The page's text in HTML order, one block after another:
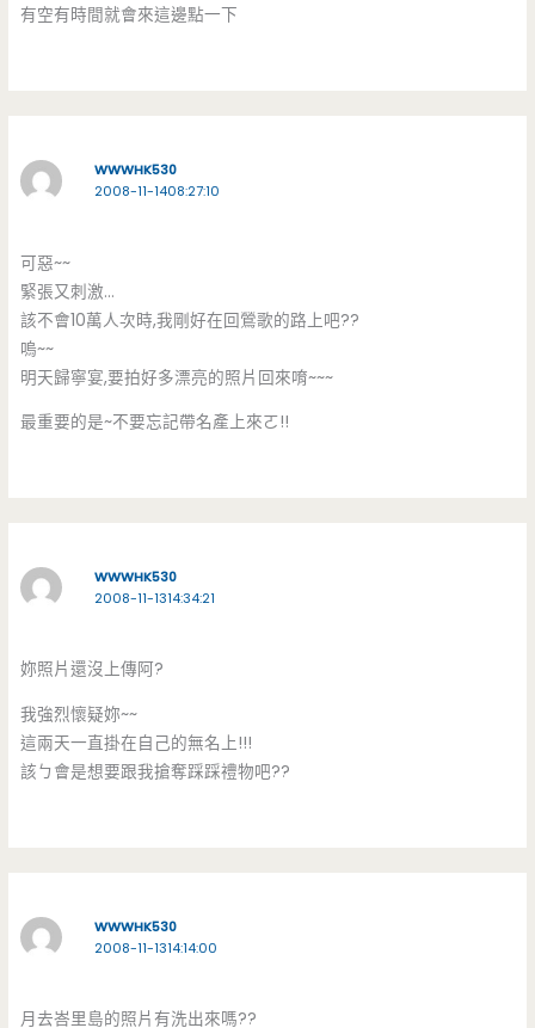
有空有時間就會來這邊點一下
WWWHK530
2008-11-1408:27:10
可惡~~
緊張又刺激…
該不會10萬人次時,我剛好在回鶯歌的路上吧??
嗚~~
明天歸寧宴,要拍好多漂亮的照片回來唷~~~
最重要的是~不要忘記帶名產上來ㄛ!!
WWWHK530
2008-11-1314:34:21
妳照片還沒上傳阿?
我強烈懷疑妳~~
這兩天一直掛在自己的無名上!!!
該ㄅ會是想要跟我搶奪踩踩禮物吧??
WWWHK530
2008-11-1314:14:00
月去峇里島的照片有洗出來嗎??